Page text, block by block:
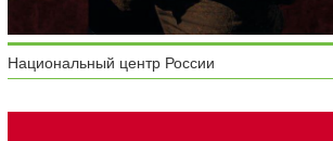
Национальный центр России